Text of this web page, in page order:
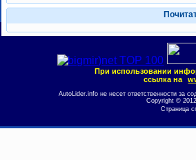
При использовании
ссылка на
AutoLider.info не несет ответственности за
Copyright ©
Страница